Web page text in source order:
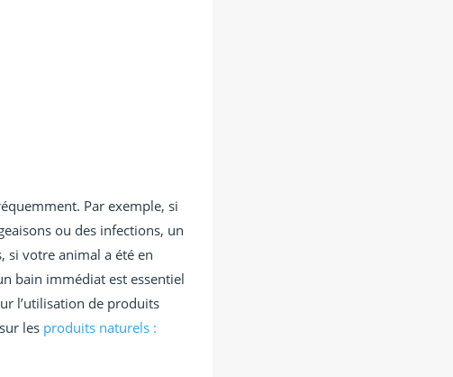
Par exemple, si
ou des infections, un
si votre animal a été en
bain immédiat est essentiel
l’utilisation de produits
les produits naturels :